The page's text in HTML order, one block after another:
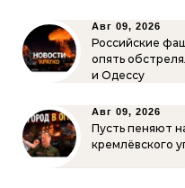
Авг 09, 2026
Российские
опять
и Одессу
Авг 09, 2026
Пусть пеняют
кремлёвского